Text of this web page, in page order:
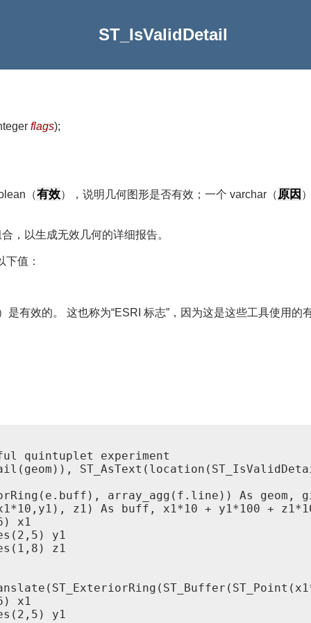
ST_IsValidDetail
flags);
（有效），说明几何图形是否有效；一个 varchar（ 原因
，以生成无效几何的详细报告。
值：
有效的。 这也称为“ESRI 标志”，因为这是这些工具使用的
quintuplet experiment
array_agg(f.line)) As geom,
z1) As buff, x1*10 + y1*100 +
x1
y1
z1
x1
y1